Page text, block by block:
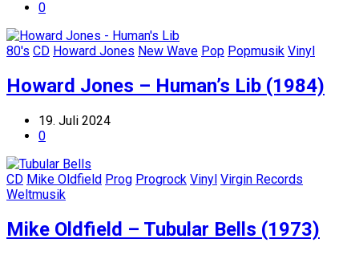
0
80's CD Howard Jones New Wave Pop Popmusik Vinyl
Howard Jones – Human’s Lib (1984)
19. Juli 2024
0
CD Mike Oldfield Prog Progrock Vinyl Virgin Records
Weltmusik
Mike Oldfield – Tubular Bells (1973)